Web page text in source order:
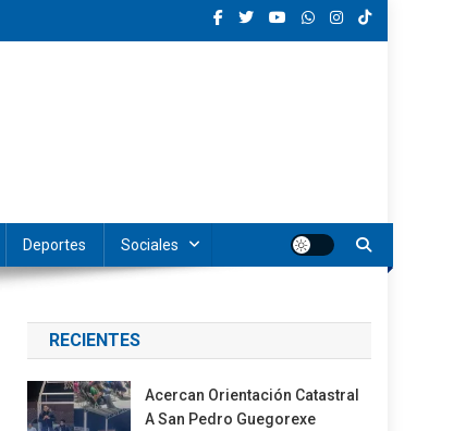
Deportes Sociales
RECIENTES
Acercan Orientación Catastral
A San Pedro Guegorexe